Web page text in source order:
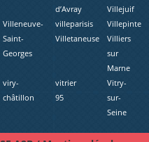
d’Avray
Villejuif
Villeneuve-
Saint-
Georges
villeparisis
Villepinte
Villetaneuse
Villiers
sur
Marne
viry-
châtillon
vitrier
95
Vitry-
sur-
Seine